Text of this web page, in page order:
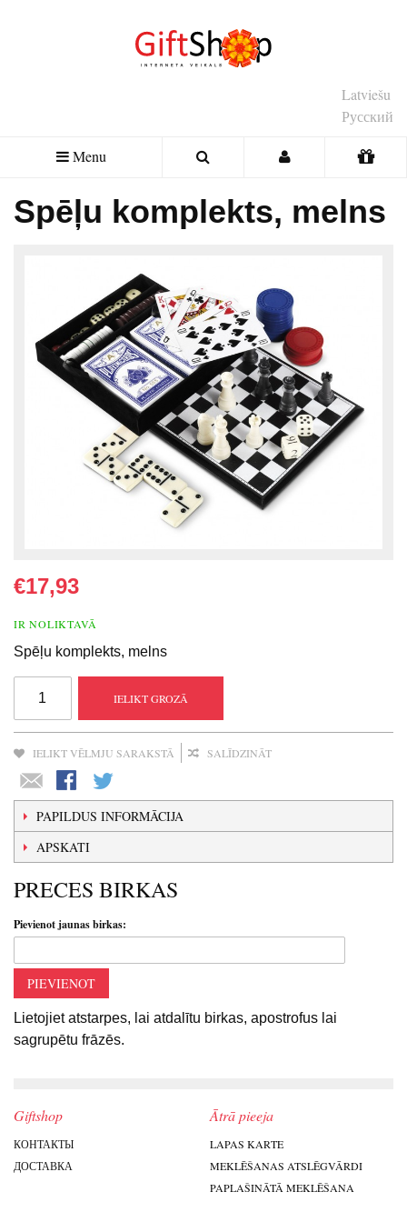
Latviešu
Русский
Menu
Spēļu komplekts, melns
€17,93
IR NOLIKTAVĀ
Spēļu komplekts, melns
IELIKT GROZĀ
IELIKT VĒLMJU SARAKSTĀ SALĪDZINĀT
PAPILDUS INFORMĀCIJA
APSKATI
PRECES BIRKAS
Pievienot jaunas birkas:
PIEVIENOT
Lietojiet atstarpes, lai atdalītu birkas, apostrofus lai
sagrupētu frāzēs.
Giftshop
КОНТАКТЫ
ДОСТАВКА
Ātrā pieeja
LAPAS KARTE
MEKLĒŠANAS ATSLĒGVĀRDI
PAPLAŠINĀTĀ MEKLĒŠANA